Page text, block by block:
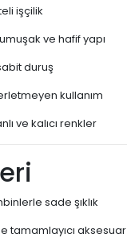
işçilik
ve hafif yapı
duruş
kullanım
ve kalıcı renkler
sade şıklık
tamamlayıcı aksesuar